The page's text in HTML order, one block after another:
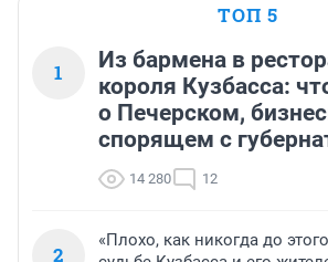
ТОП 5
1
Из бармена в
короля Кузбасса:
о Печерском,
спорящем с
14 280 12
2
«Плохо, как никогда до